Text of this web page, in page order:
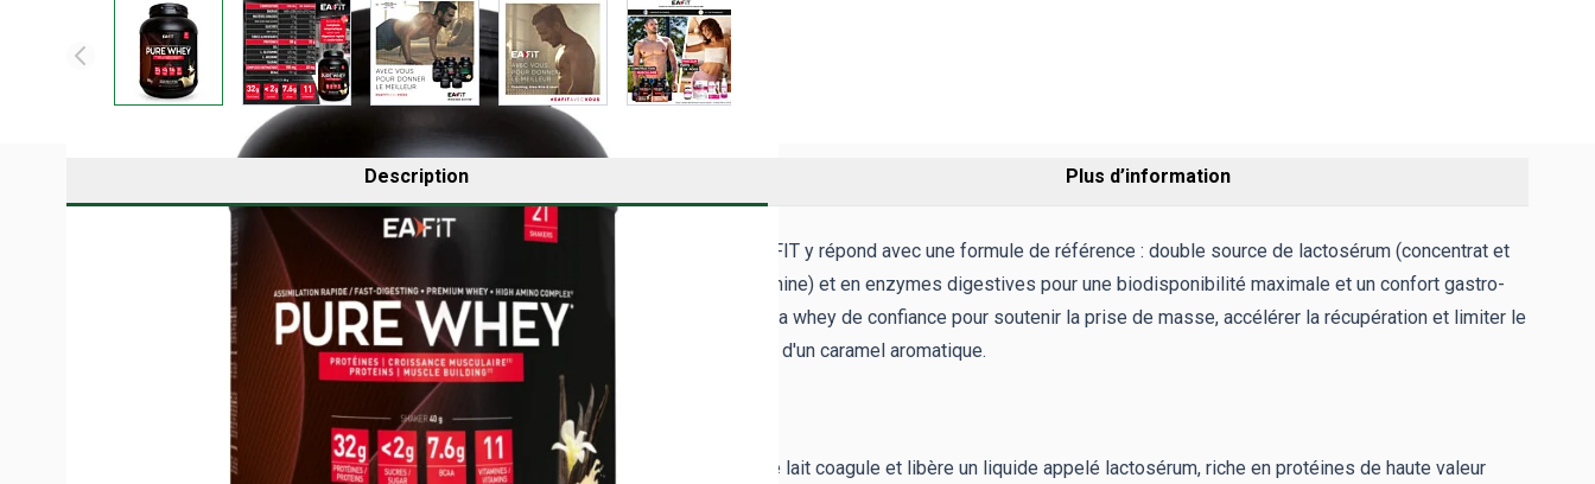
View larger imageView larger imageView larger imageView larger imageView larger image
Description Plus d’information
L'effort intense augmente les besoins en protéines. La Pure Whey Vanille Intense EAFIT y répond avec une formule de référence : double source de lactosérum (concentrat et
isolat) à assimilation rapide, enrichie en High Amino Complex (Taurine, Arginine, Glutamine) et en enzymes digestives pour une biodisponibilité maximale et un confort gastro-
intestinal préservé. Certifiée anti-dopage AFNOR 17444 et fabriquée en France, c'est la whey de confiance pour soutenir la prise de masse, accélérer la récupération et limiter le
catabolisme, dans une saveur vanille intense développée à partir d'arômes naturels et d'un caramel aromatique.
QU'EST-CE QUE LA WHEY (PROTÉINES DE LACTOSÉRUM) ?
La whey, ou protéines de lactosérum, est obtenue lors de la fabrication du fromage : le lait coagule et libère un liquide appelé lactosérum, riche en protéines de haute valeur